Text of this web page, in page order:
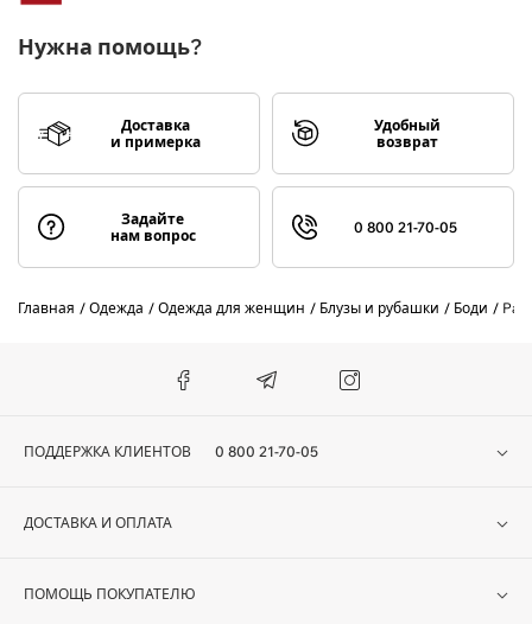
Нужна помощь?
Доставка
и примерка
Удобный
возврат
Задайте
нам вопрос
0 800 21-70-05
Главная Одежда Одежда для женщин Блузы и рубашки Боди
ПОДДЕРЖКА КЛИЕНТОВ 0 800 21-70-05
ДОСТАВКА И ОПЛАТА
ПОМОЩЬ ПОКУПАТЕЛЮ